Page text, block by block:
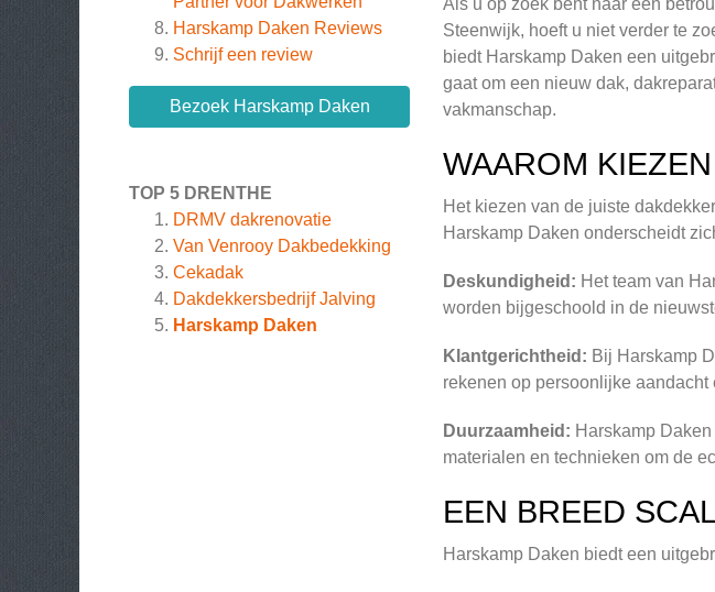
Harskamp Daken Reviews
Schrijf een review
Bezoek Harskamp Daken
TOP 5 DRENTHE
DRMV dakrenovatie
Van Venrooy Dakbedekking
Cekadak
Dakdekkersbedrijf Jalving
Harskamp Daken
Als u op zoek bent naar een
Steenwijk, hoeft u niet verder te
biedt Harskamp Daken een
gaat om een nieuw dak,
vakmanschap.
WAAROM
Het kiezen van de juiste
Harskamp Daken onderscheidt
Deskundigheid: Het team van
worden bijgeschoold in de
Klantgerichtheid: Bij Harskamp
rekenen op persoonlijke
Duurzaamheid: Harskamp
materialen en technieken om de
EEN BREED
Harskamp Daken biedt een